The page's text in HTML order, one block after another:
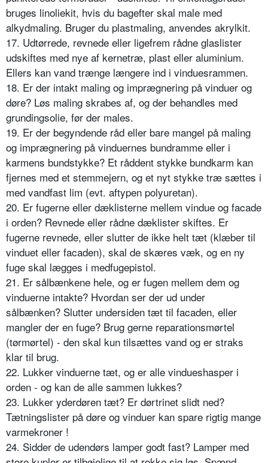
bruges linoliekit, hvis du bagefter skal male med
alkydmaling. Bruger du plastmaling, anvendes akrylkit.
17. Udtørrede, revnede eller ligefrem rådne glaslister
udskiftes med nye af kernetræ, plast eller aluminium.
Ellers kan vand trænge længere ind i vinduesrammen.
18. Er der intakt maling og imprægnering på vinduer og
døre? Løs maling skrabes af, og der behandles med
grundingsolie, før der males.
19. Er der begyndende råd eller bare mangel på maling
og imprægnering på vinduernes bundramme eller i
karmens bundstykke? Et råddent stykke bundkarm kan
fjernes med et stemmejern, og et nyt stykke træ sættes i
med vandfast lim (evt. aftypen polyuretan).
20. Er fugerne eller dæklisterne mellem vindue og facade
i orden? Revnede eller rådne dæklister skiftes. Er
fugerne revnede, eller slutter de ikke helt tæt (klæber til
vinduet eller facaden), skal de skæres væk, og en ny
fuge skal lægges i medfugepistol.
21. Er sålbænkene hele, og er fugen mellem dem og
vinduerne intakte? Hvordan ser der ud under
sålbænken? Slutter undersiden tæt til facaden, eller
mangler der en fuge? Brug gerne reparationsmørtel
(tørmørtel) - den skal kun tilsættes vand og er straks
klar til brug.
22. Lukker vinduerne tæt, og er alle vindueshasper i
orden - og kan de alle sammen lukkes?
23. Lukker yderdøren tæt? Er dørtrinet slidt ned?
Tætningslister på døre og vinduer kan spare rigtig mange
varmekroner !
24. Sidder de udendørs lamper godt fast? Lamper med